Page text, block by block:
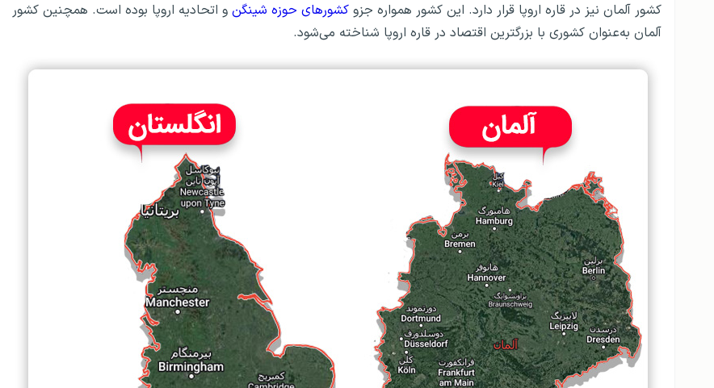
کشور آلمان نیز در قاره اروپا قرار دارد. این کشور همواره جزو کشورهای حوزه شینگن و اتحادیه اروپا بوده است. همچنین کشور
آلمان به‌عنوان کشوری با بزرگترین اقتصاد در قاره اروپا شناخته می‌شود.